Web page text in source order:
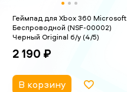
Геймпад для Xbox 360 Microsoft
Беспроводной (NSF-00002)
Черный Original б/у (4/5)
2 190 ₽
В корзину